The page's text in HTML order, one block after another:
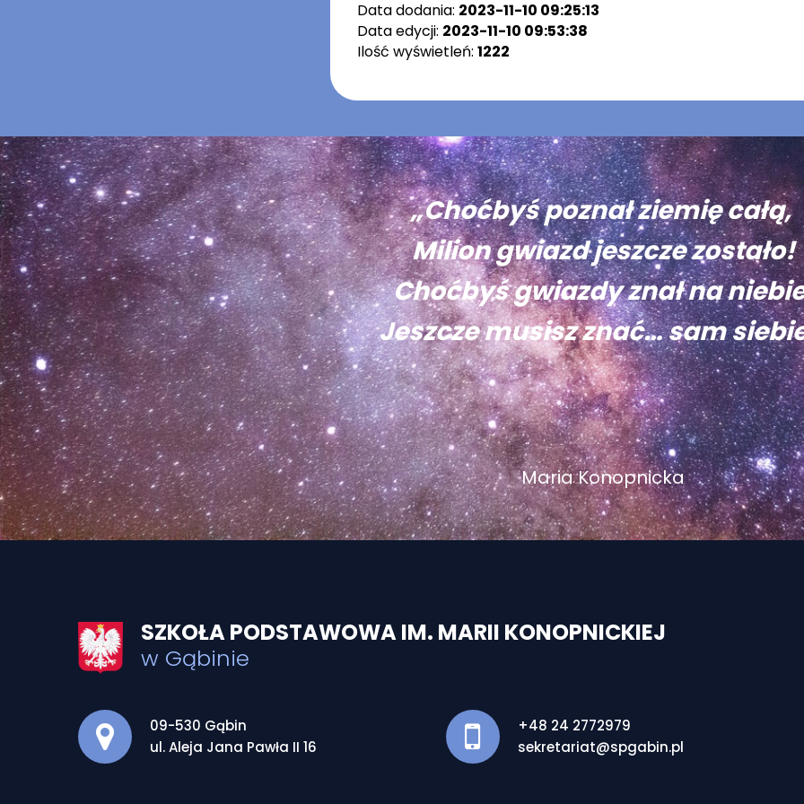
Data dodania: 2023-11-10 09:25:13
Data edycji: 2023-11-10 09:53:38
Ilość wyświetleń: 1222
„Choćbyś poznał ziemię całą,
Milion gwiazd jeszcze zostało!
Choćbyś gwiazdy znał na
Jeszcze musisz znać… sam
Maria Konopnicka
SZKOŁA PODSTAWOWA IM. MARII KONOPNICKIEJ
w Gąbinie
Adres pocztowy:
09-530 Gąbin
ul. Aleja Jana Pawła II 16
+48 24 2772979
sekretariat@spgabin.pl